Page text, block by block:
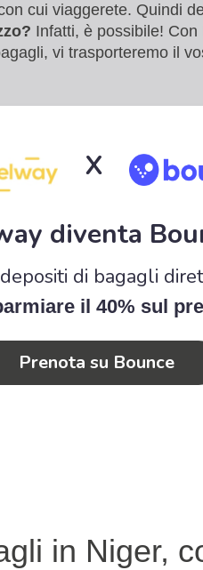
cui viaggerete. Quindi
Infatti, è possibile!
vi trasporteremo il
X
diventa
di bagagli
il 40% sul
Prenota su Bounce
in Niger,